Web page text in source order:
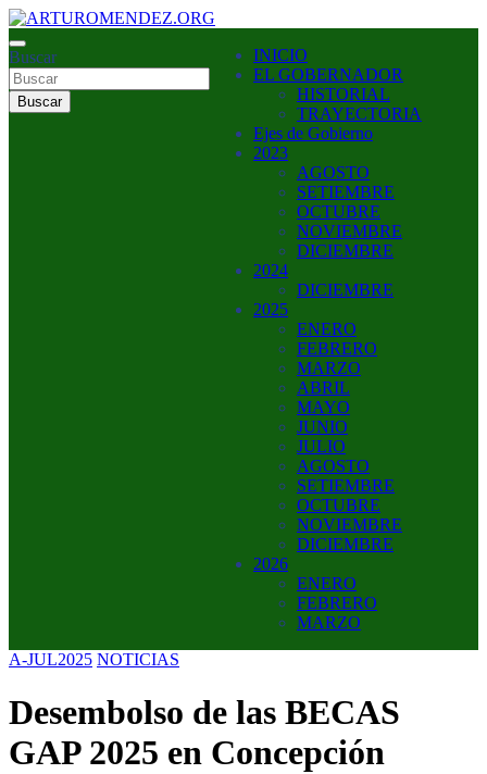
Saltar
al
contenido
ARTUROMENDEZ.ORG
ARTURO MENDEZ GOBERNADOR 2023
Buscar
Buscar
INICIO
EL GOBERNADOR
HISTORIAL
TRAYECTORIA
Ejes de Gobierno
2023
AGOSTO
SETIEMBRE
OCTUBRE
NOVIEMBRE
DICIEMBRE
2024
DICIEMBRE
2025
ENERO
FEBRERO
MARZO
ABRIL
MAYO
JUNIO
JULIO
AGOSTO
SETIEMBRE
OCTUBRE
NOVIEMBRE
DICIEMBRE
2026
ENERO
FEBRERO
MARZO
A-JUL2025 NOTICIAS
Desembolso de las BECAS
GAP 2025 en Concepción